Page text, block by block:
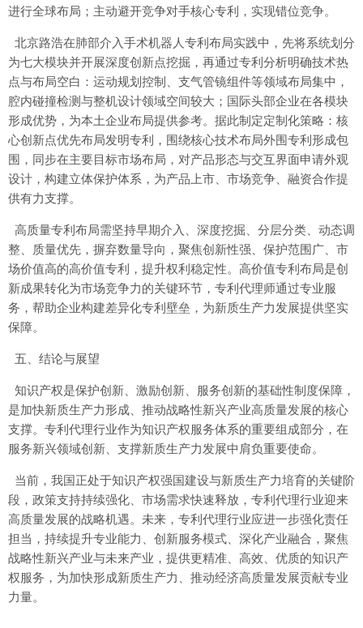
进行全球布局；主动避开竞争对手核心专利，实现错位竞争。
北京路浩在肺部介入手术机器人专利布局实践中，先将系统划分
为七大模块并开展深度创新点挖掘，再通过专利分析明确技术热
点与布局空白：运动规划控制、支气管镜组件等领域布局集中，
腔内碰撞检测与整机设计领域空间较大；国际头部企业在各模块
形成优势，为本土企业布局提供参考。据此制定定制化策略：核
心创新点优先布局发明专利，围绕核心技术布局外围专利形成包
围，同步在主要目标市场布局，对产品形态与交互界面申请外观
设计，构建立体保护体系，为产品上市、市场竞争、融资合作提
供有力支撑。
高质量专利布局需坚持早期介入、深度挖掘、分层分类、动态调
整、质量优先，摒弃数量导向，聚焦创新性强、保护范围广、市
场价值高的高价值专利，提升权利稳定性。高价值专利布局是创
新成果转化为市场竞争力的关键环节，专利代理师通过专业服
务，帮助企业构建差异化专利壁垒，为新质生产力发展提供坚实
保障。
五、结论与展望
知识产权是保护创新、激励创新、服务创新的基础性制度保障，
是加快新质生产力形成、推动战略性新兴产业高质量发展的核心
支撑。专利代理行业作为知识产权服务体系的重要组成部分，在
服务新兴领域创新、支撑新质生产力发展中肩负重要使命。
当前，我国正处于知识产权强国建设与新质生产力培育的关键阶
段，政策支持持续强化、市场需求快速释放，专利代理行业迎来
高质量发展的战略机遇。未来，专利代理行业应进一步强化责任
担当，持续提升专业能力、创新服务模式、深化产业融合，聚焦
战略性新兴产业与未来产业，提供更精准、高效、优质的知识产
权服务，为加快形成新质生产力、推动经济高质量发展贡献专业
力量。